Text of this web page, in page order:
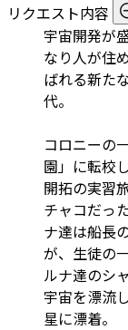
リクエスト内容
宇宙開発が
なり人が住
ばれる新た
代。
コロニーの
園」に転校
開拓の実習
チャコだっ
ナ達は船長
が、生徒の
ルナ達のシ
宇宙を漂流
星に漂着。